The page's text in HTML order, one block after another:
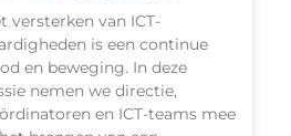
versterken van ICT-
is een continue
en beweging. In deze
nemen we directie,
en ICT-teams mee